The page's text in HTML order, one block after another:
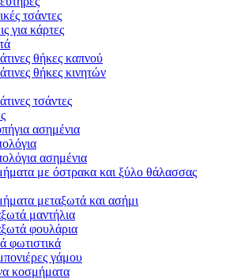
τσάντες
για κάρτες
θήκες καπνού
θήκες κινητών
τσάντες
ασημένια
ασημένια
με όστρακα και ξύλο θάλασσας
μεταξωτά και ασήμι
μαντήλια
φουλάρια
φωτιστικά
γάμου
κοσμήματα